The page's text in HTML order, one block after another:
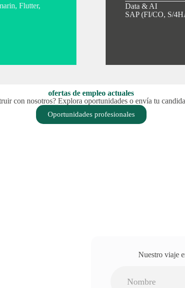
Flutter,
Data & AI
SAP (FI/CO, S/
ofertas de empleo actuales
con nosotros? Explora oportunidades o envía tu
Oportunidades profesionales
Nuestro viaje